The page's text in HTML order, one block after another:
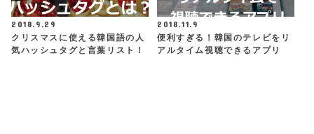
2018.9.29
クリスマスに使える韓国語の人
気ハッシュタグと言葉リスト！
2018.11.9
便利すぎる！韓国のテレビをリ
アルタイム視聴できるアプリ